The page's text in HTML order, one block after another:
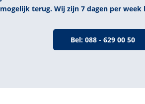
mogelijk terug. Wij zijn 7 dagen per week
Bel: 088 - 629 00 50